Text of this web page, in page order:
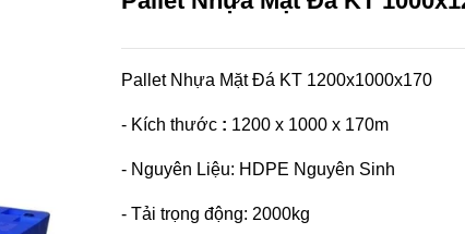
Pallet Nhựa Mặt Đá KT 1200x1000x170
- Kích thước : 1200 x 1000 x 170m
- Nguyên Liệu: HDPE Nguyên Sinh
- Tải trọng động: 2000kg